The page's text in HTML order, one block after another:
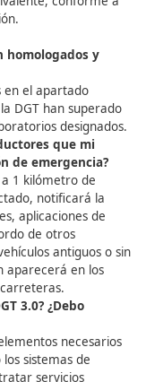
los vehículos
países?
España en
la normativa
No necesitan
de destino sea
o de Viena
(1949) y
refiere a:
vehículo.
en un
parte de una